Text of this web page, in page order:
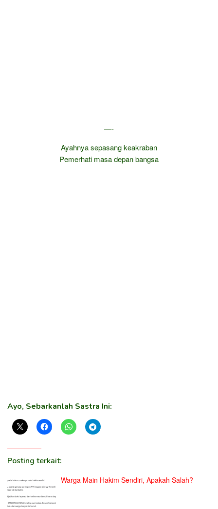
—-
Ayahnya sepasang keakraban
Pemerhati masa depan bangsa
Ayo, Sebarkanlah Sastra Ini:
Posting terkait:
Warga Main Hakim Sendiri, Apakah Salah?